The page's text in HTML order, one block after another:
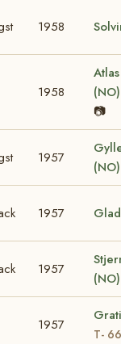
1958
1958
📷
1957
1957
1957
1957
T-